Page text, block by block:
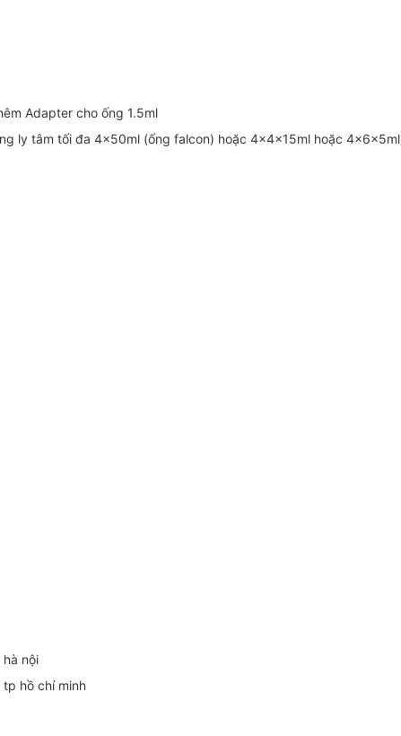
Adapter cho ống 1.5ml
ly tâm tối đa 4x50ml (ống falcon) hoặc 4x4x15ml hoặc 4x6x5ml
nội
hồ chí minh